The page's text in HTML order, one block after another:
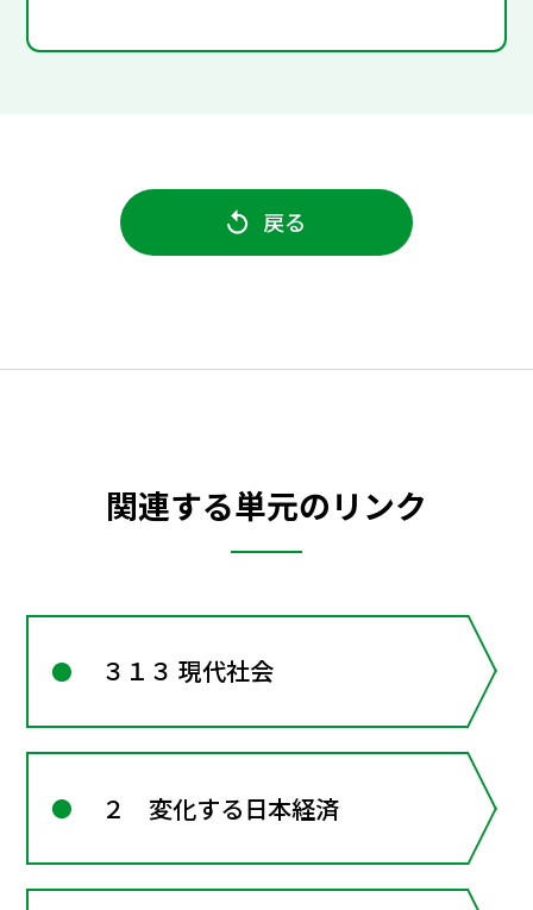
戻る
関連する単元のリンク
３１３ 現代社会
２ 変化する日本経済